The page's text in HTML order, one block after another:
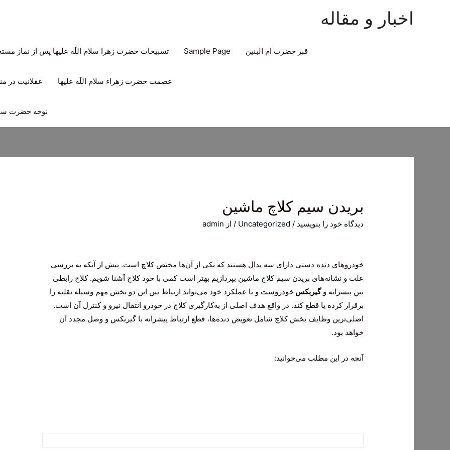
اخبار و مقاله
قبر حضرت ام البنین Sample Page تسبیحات حضرت زهرا سلام اللَه علیها پس از نماز
عصمت حضرت زهراء سلام اللَه علیها عقلانیت در
نوحه حضرت
بریدن سیم کلاچ ماشین
دیدگاه‌ خود را بنویسید /
Uncategorized / از admin
خودروهای دنده دستی دارای سه پدال هستند که یکی از آن‌ها مختص کلاچ است. پیش از آنکه به بررسی
علت و نشانه‌های بریدن سیم کلاچ ماشین بپردازیم بهتر است کمی با خود کلاچ آشنا شویم. کلاچ رابطی
بین پیشرانه وگیربکسخودروست و با عملکرد خود می‌تواند ارتباط بین این دو بخش مهم وسیله نقلیه را
برقرار کرده یا قطع کند. در واقع هدف اصلی از به‌کارگیری کلاچ در خودرو انتقال نیرو و کنترل آن است.
اصلی‌ترین وظایف بخش کلاچ شامل تعویض دنده‌ها، قطع ارتباط پیشرانه با گیربکس و وصل مجدد آن
خواهد بود.
آنچه در این مطلب می‌خوانید: